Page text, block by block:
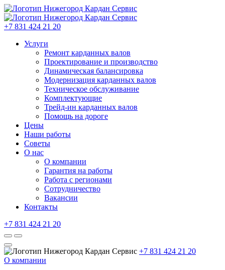
+7 831 424 21 20
Услуги
Ремонт карданных валов
Проектирование и производство
Динамическая балансировка
Модернизация карданных валов
Техническое обслуживание
Комплектующие
Трейд-ин карданных валов
Помощь на дороге
Цены
Наши работы
Советы
О нас
О компании
Гарантия на работы
Работа с регионами
Сотрудничество
Вакансии
Контакты
+7 831 424 21 20
+7 831 424 21 20
О компании